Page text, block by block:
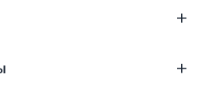
аккуратно,
до разгрузки на объекте.
доставляем
удобно,